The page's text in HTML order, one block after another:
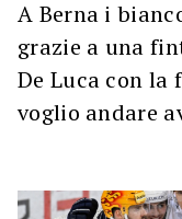
A Berna i
grazie a una
De Luca con la
voglio andare